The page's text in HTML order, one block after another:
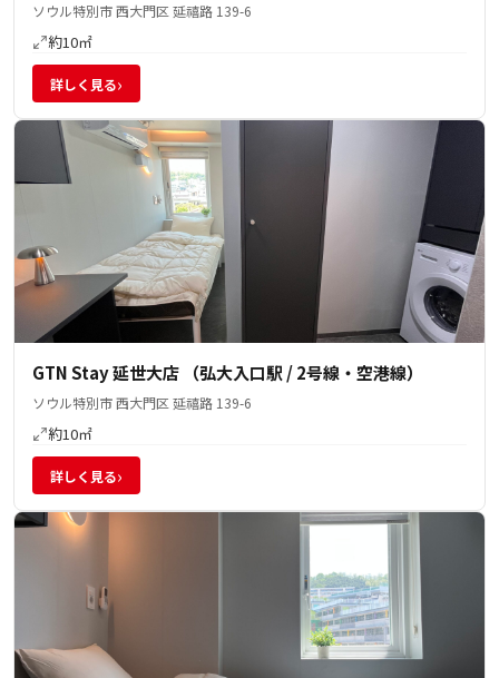
ソウル特別市 西大門区 延禧路 139-6
約10㎡
詳しく見る›
GTN Stay 延世大店 （弘大入口駅 / 2号線・空港線）
ソウル特別市 西大門区 延禧路 139-6
約10㎡
詳しく見る›